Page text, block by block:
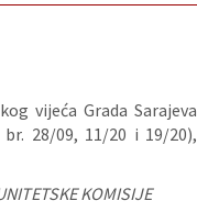
vijeća Grada Sarajeva
br. 28/09, 11/20 i 19/20),
KOMISIJE